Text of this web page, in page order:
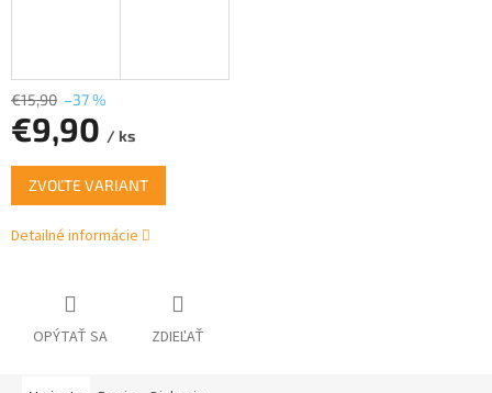
€15,90 –37 %
€9,90 / ks
Jednotková
cena:
ZVOĽTE VARIANT
Detailné informácie
OPÝTAŤ SA ZDIEĽAŤ